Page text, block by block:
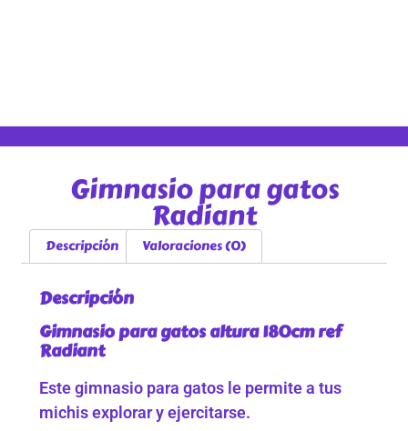
Gimnasio para gatos
Radiant
Descripción Valoraciones (0)
Descripción
Gimnasio para gatos altura 180cm ref
Radiant
Este gimnasio para gatos le permite a tus
michis explorar y ejercitarse.